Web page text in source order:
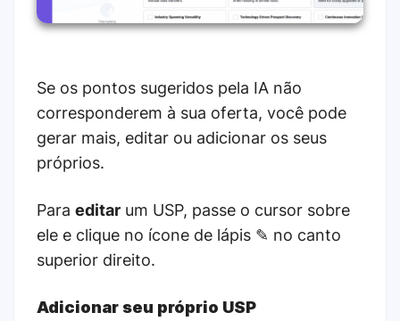
Se os pontos sugeridos pela IA não
corresponderem à sua oferta, você pode
gerar mais, editar ou adicionar os seus
próprios.
Para editar um USP, passe o cursor sobre
ele e clique no ícone de lápis ✎ no canto
superior direito.
Adicionar seu próprio USP